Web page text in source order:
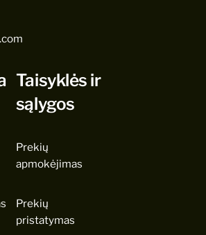
Taisyklės ir
sąlygos
Prekių
apmokėjimas
Prekių
pristatymas